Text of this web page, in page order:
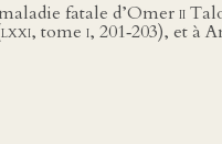
fatale d’Omerii
lxxi, tome i, 201‑203), et à